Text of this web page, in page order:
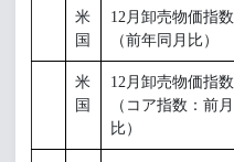
米
国
12月卸売物価指数
（前年同月比）
米
国
12月卸売物価指数
（コア指数：前月
比）